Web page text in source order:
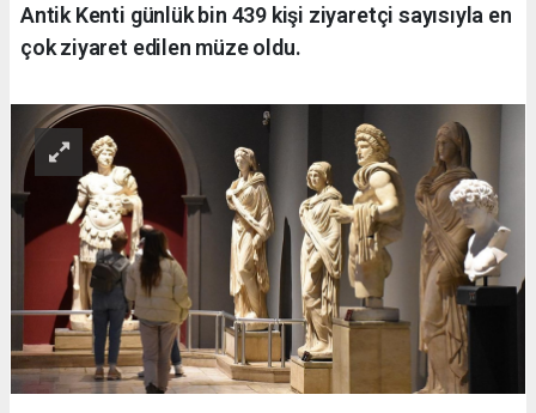
Antik Kenti günlük bin 439 kişi ziyaretçi sayısıyla en
çok ziyaret edilen müze oldu.